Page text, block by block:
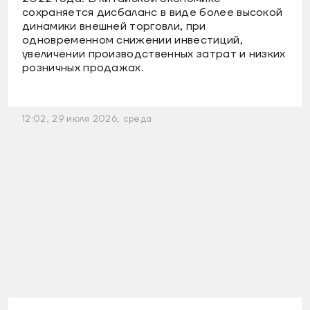
сохраняется дисбаланс в виде более высокой
динамики внешней торговли, при
одновременном снижении инвестиций,
увеличении производственных затрат и низких
розничных продажах.
12:02, 29 июля 2026, среда